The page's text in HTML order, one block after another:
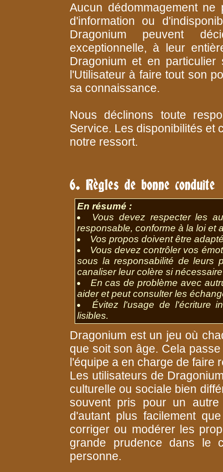
Aucun dédommagement
d'information ou
Dragonium peuvent
exceptionnelle, à leur
Dragonium et en
l'Utilisateur à faire tout son
sa connaissance.
Nous déclinons toute
Service. Les disponibilités et
notre ressort.
6. Règles de bonne conduite
En résumé :
Vous devez respecter les
responsable, conforme à la loi et
Vos propos doivent être
Vous devez contrôler vos
sous la responsabilité de leurs
canaliser leur colère si
En cas de problème avec
aider et peut consulter les
Évitez l'usage de l'écriture
lisibles.
Dragonium est un jeu où
que soit son âge. Cela
l'équipe a en charge de faire
Les utilisateurs de
culturelle ou sociale bien
souvent pris pour un autre
d'autant plus facilement
corriger ou modérer les
grande prudence dans le
personne.